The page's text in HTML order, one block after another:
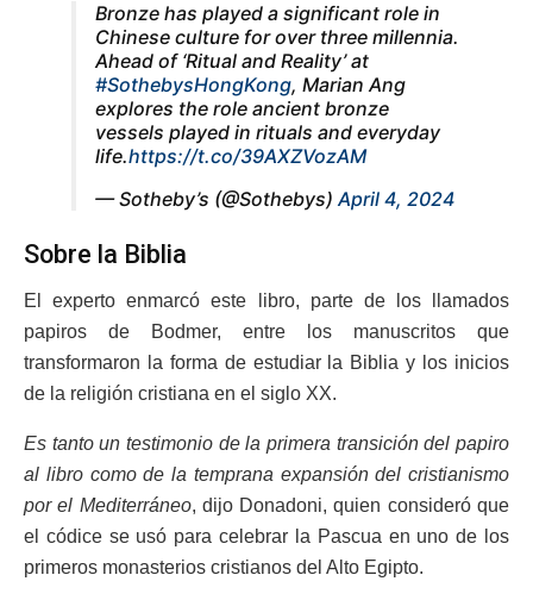
Bronze has played a significant role in
Chinese culture for over three millennia.
Ahead of ‘Ritual and Reality’ at
#SothebysHongKong, Marian Ang
explores the role ancient bronze
vessels played in rituals and everyday
life.https://t.co/39AXZVozAM
— Sotheby’s (@Sothebys)April 4, 2024
Sobre la Biblia
El experto enmarcó este libro, parte de los llamados
papiros de Bodmer, entre los manuscritos que
transformaron la forma de estudiar la Biblia y los inicios
de la religión cristiana en el siglo XX.
Es tanto un testimonio de la primera transición del papiro
al libro como de la temprana expansión del cristianismo
por el Mediterráneo, dijo Donadoni, quien consideró que
el códice se usó para celebrar la Pascua en uno de los
primeros monasterios cristianos del Alto Egipto.